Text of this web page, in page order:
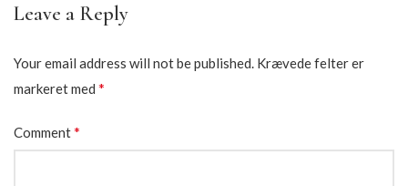
Leave a Reply
Your email address will not be published. Krævede felter er
markeret med *
Comment*